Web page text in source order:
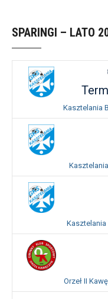
SPARINGI – LATO
Kasztelania
Kasztelania
Orzeł II